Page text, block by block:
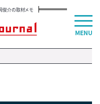
俊介の取材メモ
MENU